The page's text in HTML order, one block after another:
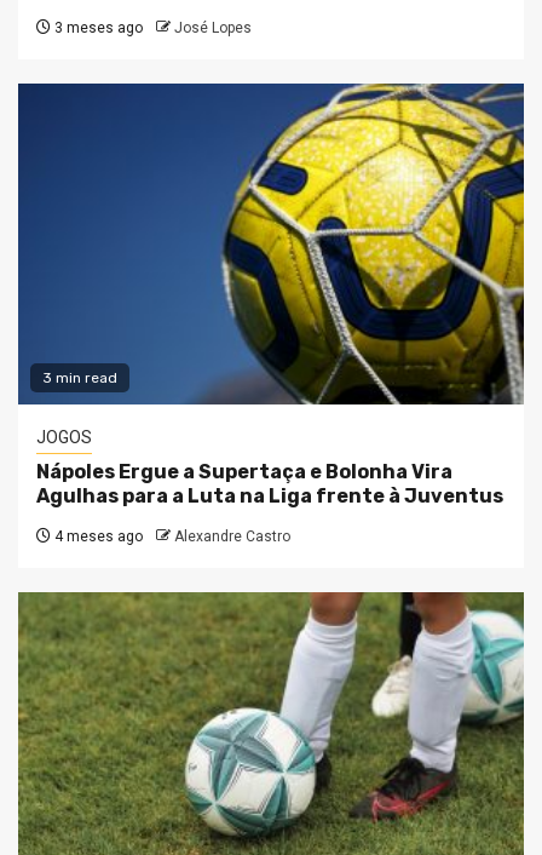
3 meses ago José Lopes
3 min read
JOGOS
Nápoles Ergue a Supertaça e Bolonha Vira
Agulhas para a Luta na Liga frente à Juventus
4 meses ago Alexandre Castro